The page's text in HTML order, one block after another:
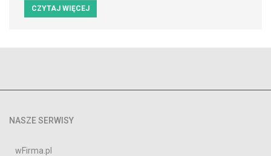
CZYTAJ WIĘCEJ
NASZE SERWISY
wFirma.pl